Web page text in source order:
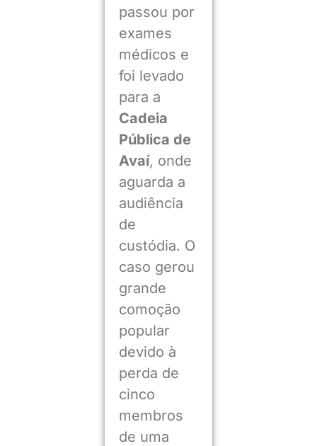
passou por
exames
médicos e
foi levado
para a
Cadeia
Pública de
Avaí, onde
aguarda a
audiência
de
custódia. O
caso gerou
grande
comoção
popular
devido à
perda de
cinco
membros
de uma